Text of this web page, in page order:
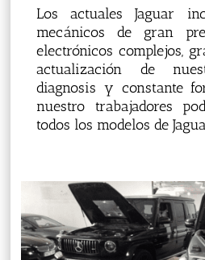
Los actuales Jaguar
mecánicos de gran
electrónicos complejos,
actualización de
diagnosis y constante
nuestro trabajadores
todos los modelos de